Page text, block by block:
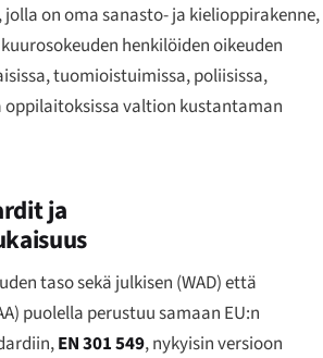
on oma sanasto- ja kielioppirakenne,
henkilöiden oikeuden
tuomioistuimissa, poliisissa,
oppilaitoksissa valtion kustantaman
ja
taso sekä julkisen (WAD) että
puolella perustuu samaan EU:n
EN 301 549, nykyisin versioon